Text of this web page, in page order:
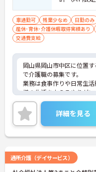
談
車通勤可 残業少なめ 日勤のみ
産休･育休･介護休暇取得実績あり
交通費支給
岡山県岡山市中区に位置
で介護職の募集です。
業務は食事作りや日常生
様の生活を支えるやりが
の方も経験者が丁寧に指
ートできます。
昇給・賞与あり、処遇改
厚生も充実◎
ご興味のある方には、面
い。
詳細を見る
通所介護（デイサービス）